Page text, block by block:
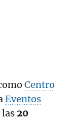
Centro
Eventos
las 20